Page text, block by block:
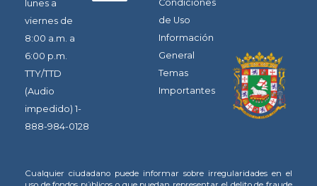
lunes a
viernes de
8:00 a.m. a
6:00 p.m.
TTY/TTD
(Audio
impedido) 1-
888-984-0128
Condiciones
de Uso
Información
General
Temas
Importantes
Cualquier ciudadano puede informar sobre irregularidades en el